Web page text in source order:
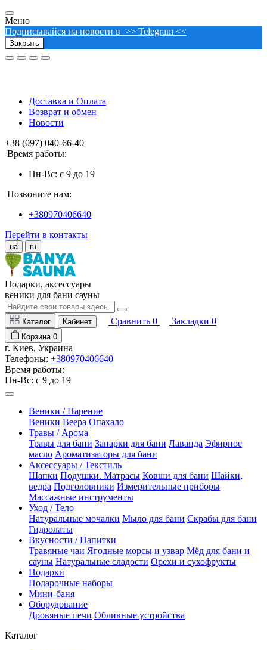
Меню
Подписывайся на новости в >> Telegram <<
Закрыть
Доставка и Оплата
Возврат и обмен
Новости
+38 (097) 040-66-40
Время работы:
Пн-Вс: с 9 до 19
Позвоните нам:
+380970406640
Перейти в контакты
ua ru
Подарки, аксессуары
веники для бани сауны
Каталог Кабинет Сравнить 0 Закладки 0
Корзина 0
г. Киев, Украина
Телефоны: +380970406640
Время работы:
Пн-Вс: с 9 до 19
Веники / Парение
Веники Веера Опахало
Травы / Арома
Травы для бани Запарки для бани Лаванда Эфирное
масло Ароматизаторы для бани
Аксессуары / Текстиль
Шапки Подушки. Матрасы Ковши для бани Шайки,
ведра Подголовники Измерительные приборы
Массажные инструменты
Уход / Тело
Натуральные мочалки Мыло для бани Скрабы для бани
Гидролаты
Вкусности / Напитки
Травяные чаи Ягодные морсы и узвар Мёд для бани и
сауны Натуральные сладости Орехи и сухофрукты
Подарки
Подарочные наборы
Мини-баня
Оборудование
Дровяные печи Обливные устройства
Каталог